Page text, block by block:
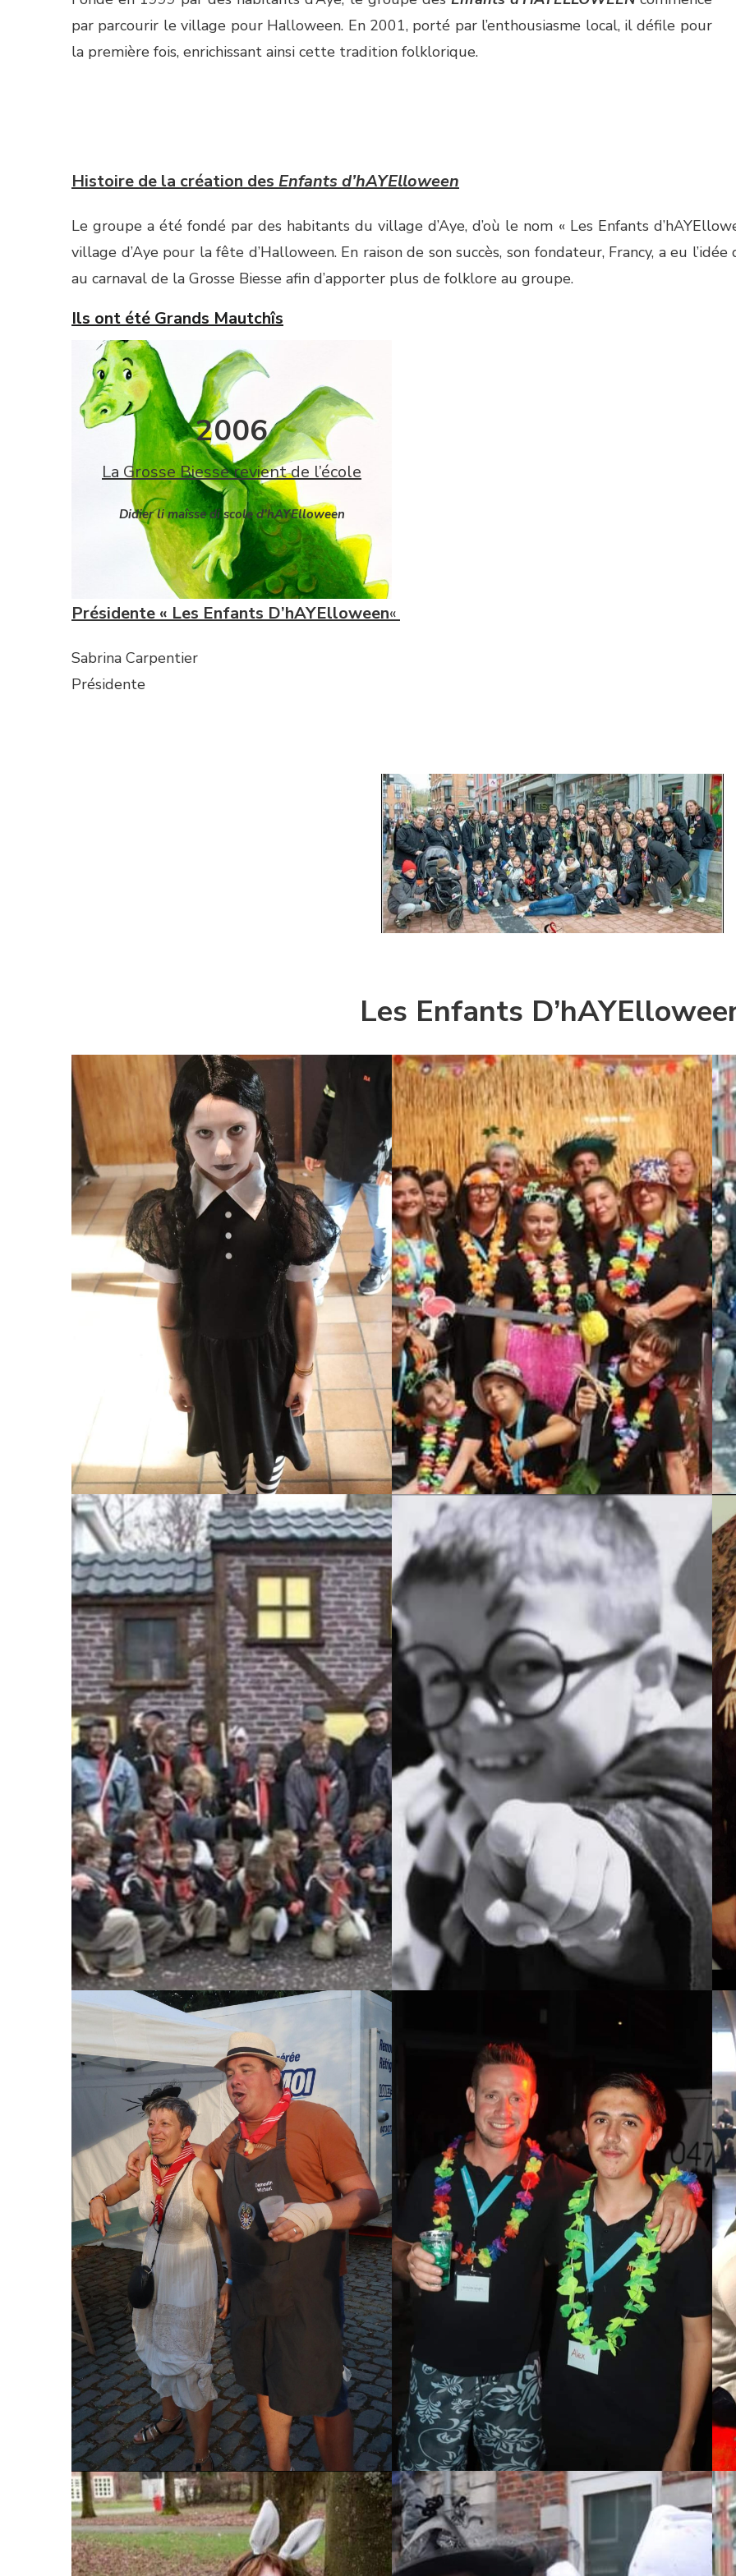
par parcourir le village pour Halloween. En 2001, porté par l’enthousiasme local, il défile pour
la première fois, enrichissant ainsi cette tradition folklorique.
Histoire de la création des Enfants d’hAYElloween
Le groupe a été fondé par des habitants du village d’Aye, d’où le nom « Les Enfants
village d’Aye pour la fête d’Halloween. En raison de son succès, son fondateur, Francy, a eu
au carnaval de la Grosse Biesse afin d’apporter plus de folklore au groupe.
Ils ont été Grands Mautchîs
2006
La Grosse Biesse revient de l’école
Didier li maîsse di scole d’hAYElloween
Présidente « Les Enfants D’hAYElloween«
Sabrina Carpentier
Présidente
Les Enfants